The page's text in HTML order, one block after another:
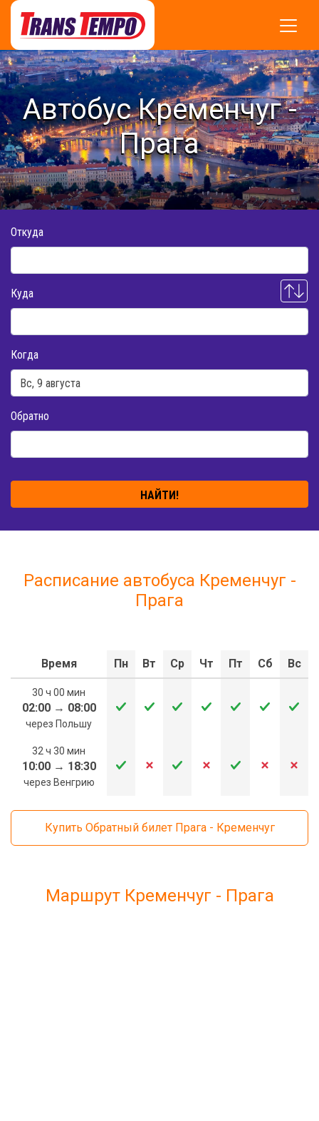
Автобус Кременчуг -
Прага
Откуда
Куда
Когда
Обратно
НАЙТИ!
Расписание автобуса Кременчуг -
Прага
Время Пн Вт Ср Чт Пт Сб Вс
30 ч 00 мин
02:00→ 08:00
через Польшу
32 ч 30 мин
10:00→ 18:30
через Венгрию
Купить Обратный билет Прага - Кременчуг
Маршрут Кременчуг - Прага